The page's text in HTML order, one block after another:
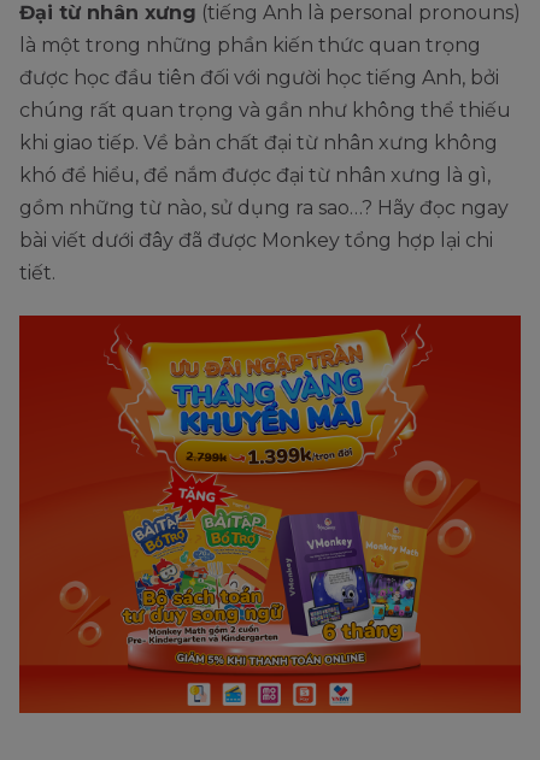
Đại từ nhân xưng (tiếng Anh là personal pronouns)
là một trong những phần kiến thức quan trọng
được học đầu tiên đối với người học tiếng Anh, bởi
chúng rất quan trọng và gần như không thể thiếu
khi giao tiếp. Về bản chất đại từ nhân xưng không
khó để hiểu, để nắm được đại từ nhân xưng là gì,
gồm những từ nào, sử dụng ra sao…? Hãy đọc ngay
bài viết dưới đây đã được Monkey tổng hợp lại chi
tiết.